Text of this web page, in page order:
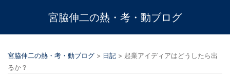
宮脇伸二の熱・考・動ブログ
宮脇伸二の熱・考・動ブログ > 日記 > 起業アイディアはどうしたら出
るか？